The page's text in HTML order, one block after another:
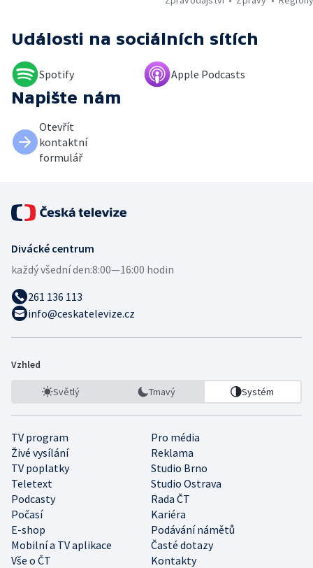
Události na sociálních sítích
Spotify Apple Podcasts
Napište nám
Otevřít
kontaktní
formulář
Divácké centrum
každý všední den:8:00—16:00 hodin
261 136 113
info@ceskatelevize.cz
Vzhled
Světlý Tmavý Systém
TV program
Pro média
Živé vysílání
Reklama
TV poplatky
Studio Brno
Teletext
Studio Ostrava
Podcasty
Rada ČT
Počasí
Kariéra
E-shop
Podávání námětů
Mobilní a TV aplikace
Časté dotazy
Vše o ČT
Kontakty